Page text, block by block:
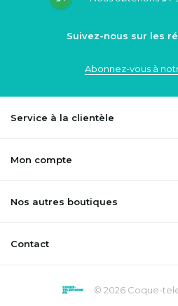
Suivez-nous sur les
Abonnez-vous à
Service à la clientèle
Mon compte
Nos autres boutiques
Contact
© 2026 Coque-